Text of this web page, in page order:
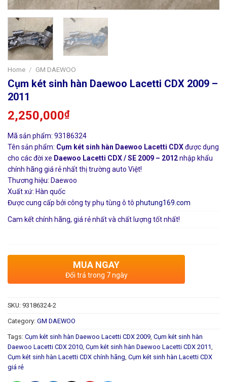
Home / GM DAEWOO
Cụm két sinh hàn Daewoo Lacetti CDX 2009 –
2011
2,250,000₫
Mã sản phẩm: 93186324
Tên sản phẩm: Cụm két sinh hàn Daewoo Lacetti CDXđược dụng
cho các đời xe Daewoo Lacetti CDX / SE 2009 – 2012nhập khẩu
chính hãng giá rẻ nhất thị trường auto Việt!
Thương hiệu: Daewoo
Xuất xứ: Hàn quốc
Được cung cấp bởi công ty phụ tùng ô tô phutung169.com
Cam kết chính hãng, giá rẻ nhất và chất lượng tốt nhất!
MUA NGAY
Đổi trả trong 7 ngày
SKU: 93186324-2
Category: GM DAEWOO
Tags: Cụm két sinh hàn Daewoo Lacetti CDX 2009 Cụm két sinh hàn
Daewoo Lacetti CDX 2010 Cụm két sinh hàn Daewoo Lacetti CDX 2011
Cụm két sinh hàn Lacetti CDX chính hãng Cụm két sinh hàn Lacetti CDX
giá rẻ